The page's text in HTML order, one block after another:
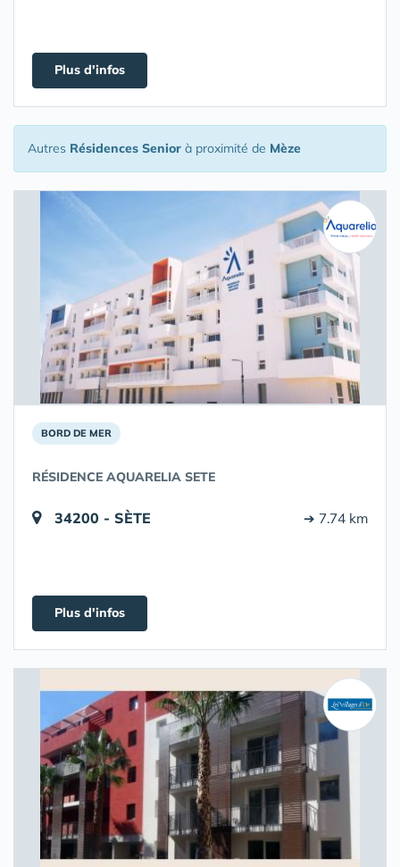
Plus d'infos
Autres Résidences Senior à proximité de Mèze
BORD DE MER
RÉSIDENCE AQUARELIA SETE
34200 - SÈTE ➔ 7.74 km
Plus d'infos